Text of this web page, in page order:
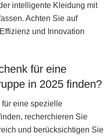
intelligente Kleidung mit
Achten Sie auf
und Innovation
für eine
in 2025 finden?
eine spezielle
recherchieren Sie
und berücksichtigen Sie